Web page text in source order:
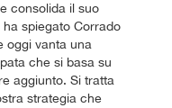
consolida il suo
spiegato Corrado
oggi vanta una
che si basa su
aggiunto. Si tratta
strategia che